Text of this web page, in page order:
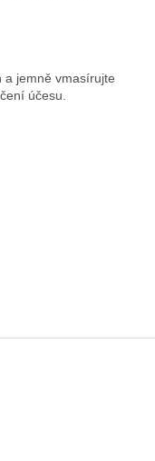
a jemně vmasírujte
účesu.